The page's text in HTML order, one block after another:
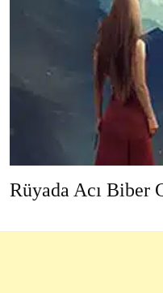
Rüyada Acı Biber